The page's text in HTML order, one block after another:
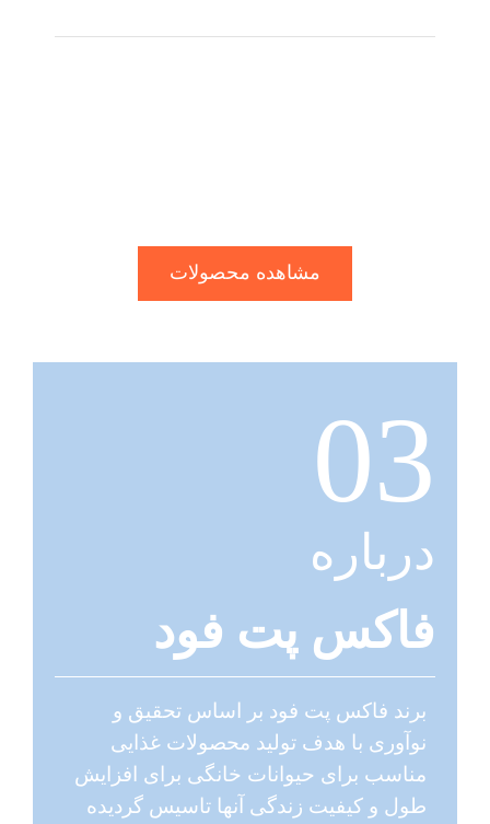
مشاهده محصولات
03
درباره
فاکس پت فود
برند فاکس پت فود بر اساس تحقیق و
نوآوری با هدف تولید محصولات غذایی
مناسب برای حیوانات خانگی برای افزایش
طول و کیفیت زندگی آنها تاسیس گردیده